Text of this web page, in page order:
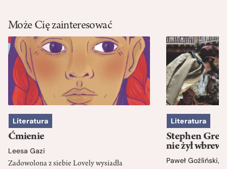
Może Cię zainteresować
Literatura
Ćmienie
Leesa Gazi
Zadowolona z siebie Lovely wysiadła
Literatura
Stephen
nie żył wbrew
Paweł Goźliński,